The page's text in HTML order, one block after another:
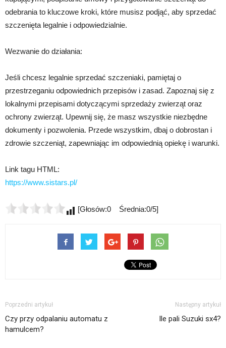
odebrania to kluczowe kroki, które musisz podjąć, aby sprzedać
szczenięta legalnie i odpowiedzialnie.
Wezwanie do działania:
Jeśli chcesz legalnie sprzedać szczeniaki, pamiętaj o
przestrzeganiu odpowiednich przepisów i zasad. Zapoznaj się z
lokalnymi przepisami dotyczącymi sprzedaży zwierząt oraz
ochrony zwierząt. Upewnij się, że masz wszystkie niezbędne
dokumenty i pozwolenia. Przede wszystkim, dbaj o dobrostan i
zdrowie szczeniąt, zapewniając im odpowiednią opiekę i warunki.
Link tagu HTML:
https://www.sistars.pl/
[Głosów:0 Średnia:0/5]
Poprzedni artykuł
Czy przy odpalaniu automatu z
hamulcem?
Następny artykuł
Ile pali Suzuki sx4?